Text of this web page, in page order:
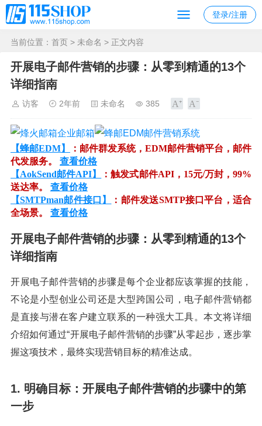
登录/注册
当前位置： 首页 > 未命名 > 正文内容
开展电子邮件营销的步骤：从零到精通的13个
详细指南
访客 2年前 未命名 385
【蜂邮EDM】
：邮件群发系统，EDM邮件营销平台，邮件
代发服务。 查看价格
【AokSend邮件API】
：触发式邮件API，15元/万封，99%
送达率。 查看价格
【SMTPman邮件接口】
：邮件发送SMTP接口平台，适合
全场景。 查看价格
开展电子邮件营销的步骤：从零到精通的13个
详细指南
开展电子邮件营销的步骤是每个企业都应该掌握的技能，
不论是小型创业公司还是大型跨国公司，电子邮件营销都
是直接与潜在客户建立联系的一种强大工具。本文将详细
介绍如何通过“开展电子邮件营销的步骤”从零起步，逐步掌
握这项技术，最终实现营销目标的精准达成。
1. 明确目标：开展电子邮件营销的步骤中的第
一步